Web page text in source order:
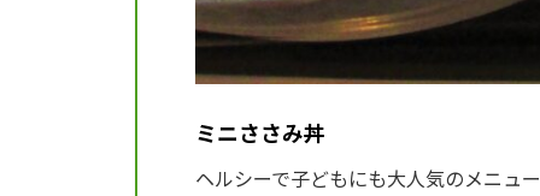
ミニささみ丼
ヘルシーで子どもにも大人気のメニュ